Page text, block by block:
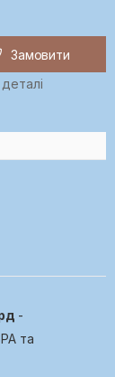
Замовити
-
та